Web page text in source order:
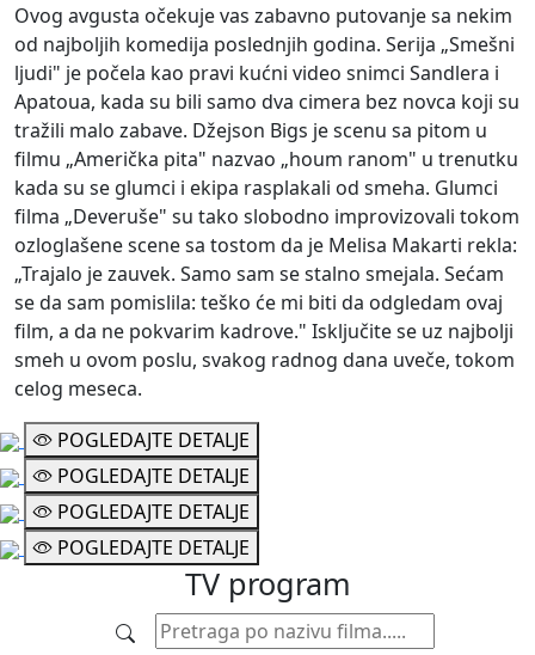
Ovog avgusta očekuje vas zabavno putovanje sa nekim
od najboljih komedija poslednjih godina. Serija „Smešni
ljudi" je počela kao pravi kućni video snimci Sandlera i
Apatoua, kada su bili samo dva cimera bez novca koji su
tražili malo zabave. Džejson Bigs je scenu sa pitom u
filmu „Američka pita" nazvao „houm ranom" u trenutku
kada su se glumci i ekipa rasplakali od smeha. Glumci
filma „Deveruše" su tako slobodno improvizovali tokom
ozloglašene scene sa tostom da je Melisa Makarti rekla:
„Trajalo je zauvek. Samo sam se stalno smejala. Sećam
se da sam pomislila: teško će mi biti da odgledam ovaj
film, a da ne pokvarim kadrove." Isključite se uz najbolji
smeh u ovom poslu, svakog radnog dana uveče, tokom
celog meseca.
POGLEDAJTE DETALJE
POGLEDAJTE DETALJE
POGLEDAJTE DETALJE
POGLEDAJTE DETALJE
TV program